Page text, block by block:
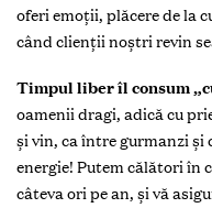
oferi emoţii, plăcere de la
când clienţii noştri revin
Timpul liber îl consum
oamenii dragi, adică cu
și vin, ca între gurmanzi și
energie! Putem călători în
câteva ori pe an, și vă